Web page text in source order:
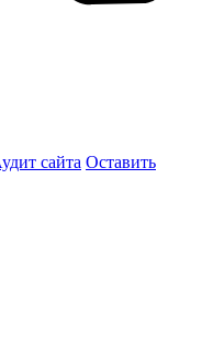
сайта Оставить